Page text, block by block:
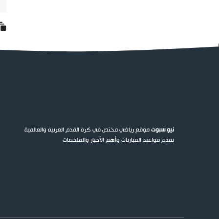
نيو سبوتموقع رياضي مختص في كرة القدم العربية والعالمية
يقدم مواعيد المباريات وأهم الأخبار والملخصات